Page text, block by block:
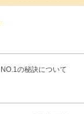
NO.1の秘訣について